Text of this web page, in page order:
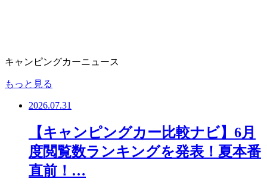
キャンピングカーニュース
もっと見る
2026.07.31
【キャンピングカー比較ナビ】6月
度閲覧数ランキングを発表！夏本番
直前！…